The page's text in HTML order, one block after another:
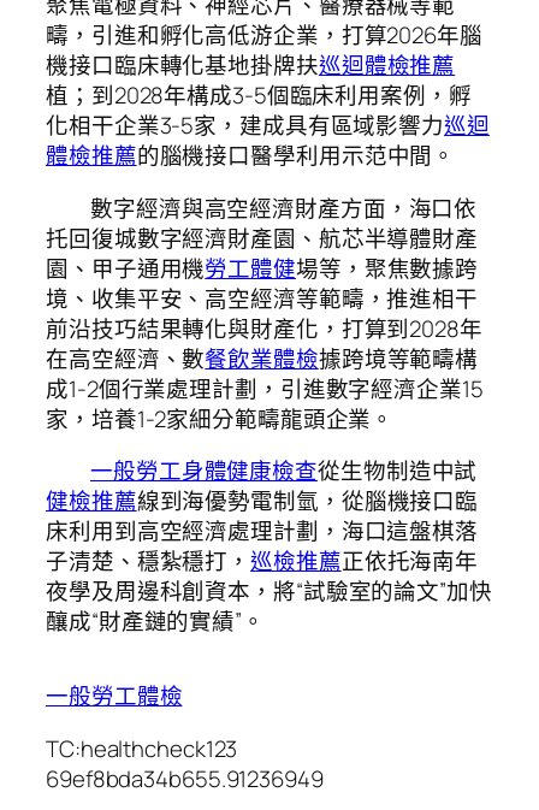
疇，引進和孵化高低游企業，打算2026年腦
機接口臨床轉化基地掛牌扶巡迴體檢推薦
植；到2028年構成3-5個臨床利用案例，孵
化相干企業3-5家，建成具有區域影響力巡迴
體檢推薦的腦機接口醫學利用示范中間。
數字經濟與高空經濟財產方面，海口依
托回復城數字經濟財產園、航芯半導體財產
園、甲子通用機勞工體健場等，聚焦數據跨
境、收集平安、高空經濟等範疇，推進相干
前沿技巧結果轉化與財產化，打算到2028年
在高空經濟、數餐飲業體檢據跨境等範疇構
成1-2個行業處理計劃，引進數字經濟企業15
家，培養1-2家細分範疇龍頭企業。
一般勞工身體健康檢查從生物制造中試
健檢推薦線到海優勢電制氫，從腦機接口臨
床利用到高空經濟處理計劃，海口這盤棋落
子清楚、穩紮穩打，巡檢推薦正依托海南年
夜學及周邊科創資本，將“試驗室的論文”加快
釀成“財產鏈的實績”。
一般勞工體檢
TC:healthcheck123
69ef8bda34b655.91236949